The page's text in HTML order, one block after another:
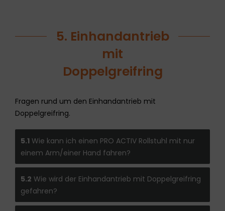
5. Einhandantrieb
mit
Doppelgreifring
Fragen rund um den Einhandantrieb mit
Doppelgreifring.
5.1Wie kann ich einen PRO ACTIV Rollstuhl mit nur
einem Arm/einer Hand fahren?
5.2 Wie wird der Einhandantrieb mit Doppelgreifring
gefahren?